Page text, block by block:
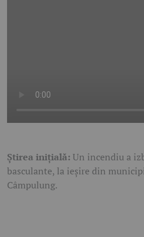
Știrea inițială:Un incendiu a
basculante, la ieșire din
Câmpulung.